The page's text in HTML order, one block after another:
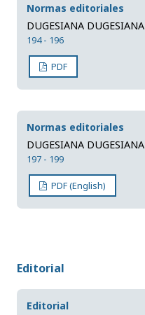
Normas editoriales
DUGESIANA DUGESIANA
194 - 196
PDF
Normas editoriales
DUGESIANA DUGESIANA
197 - 199
PDF (English)
Editorial
Editorial